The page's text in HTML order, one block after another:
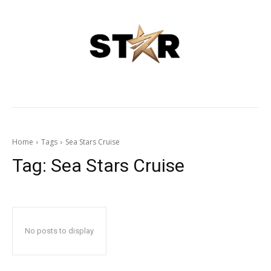
Home Tags Sea Stars Cruise
Tag: Sea Stars Cruise
No posts to display